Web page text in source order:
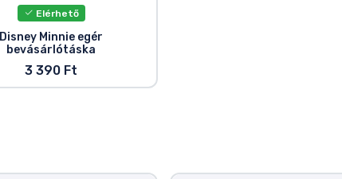
Elérhető
Disney Minnie egér
bevásárlótáska
3 390 Ft